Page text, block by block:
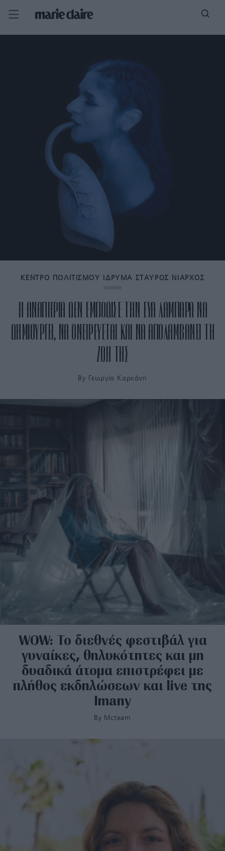
ΚΕΝΤΡΟ ΠΟΛΙΤΙΣΜΟΥ ΙΔΡΥΜΑ ΣΤΑΥΡΟΣ ΝΙΑΡΧΟΣ
Η ΑΝΑΠΗΡΙΑ ΔΕΝ ΕΜΠΟΔΙΣΕ ΤΗΝ ΕΥΑ ΛΑΜΠΑΡΑ ΝΑ
ΔΗΜΙΟΥΡΓΕΙ, ΝΑ ΟΝΕΙΡΕΥΕΤΑΙ ΚΑΙ ΝΑ ΑΠΟΛΑΜΒΑΝΕΙ ΤΗ
ΖΩΗ ΤΗΣ
By Γεωργία Καρκάνη
WOW: Το διεθνές φεστιβάλ για
γυναίκες, θηλυκότητες και μη
δυαδικά άτομα επιστρέφει με
πλήθος εκδηλώσεων και live της
Imany
By Mcteam